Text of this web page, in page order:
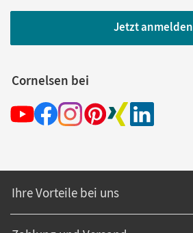
Jetzt anmelden
Cornelsen bei
Ihre Vorteile bei uns